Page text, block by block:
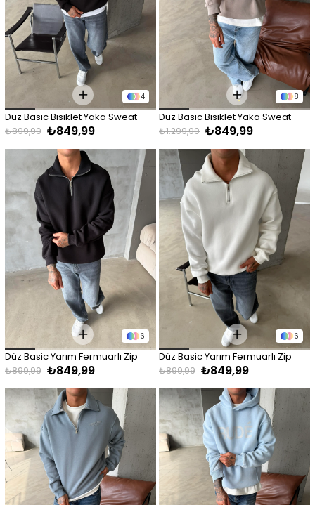
4
Düz Basic Bisiklet Yaka Sweat -
Siyah
₺849,99
₺899,99
8
Düz Basic Bisiklet Yaka Sweat -
Taş
₺849,99
₺1.299,99
6
Düz Basic Yarım Fermuarlı Zip
Sweat - Siyah₺849,99
₺899,99
6
Düz Basic Yarım Fermuarlı Zip
Sweat - Beyaz₺849,99
₺899,99